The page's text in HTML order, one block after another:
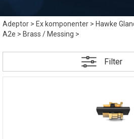
Adeptor>Ex komponenter>Hawke
A2e>Brass / Messing>
Filter